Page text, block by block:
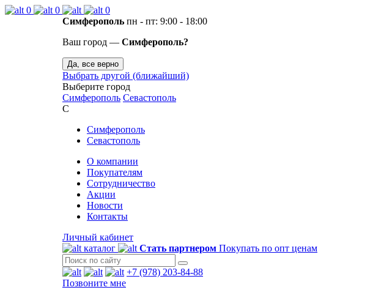
0 0
0
Симферополь пн - пт: 9:00 - 18:00
Ваш город — Симферополь?
Да, все верно
Выбрать другой (ближайший)
Выберите город
Симферополь Севастополь
С
Симферополь
Севастополь
О компании
Покупателям
Сотрудничество
Акции
Новости
Контакты
Личный кабинет
каталог
Стать партнером Покупать по опт ценам
+7 (978) 203-84-88
Позвоните мне